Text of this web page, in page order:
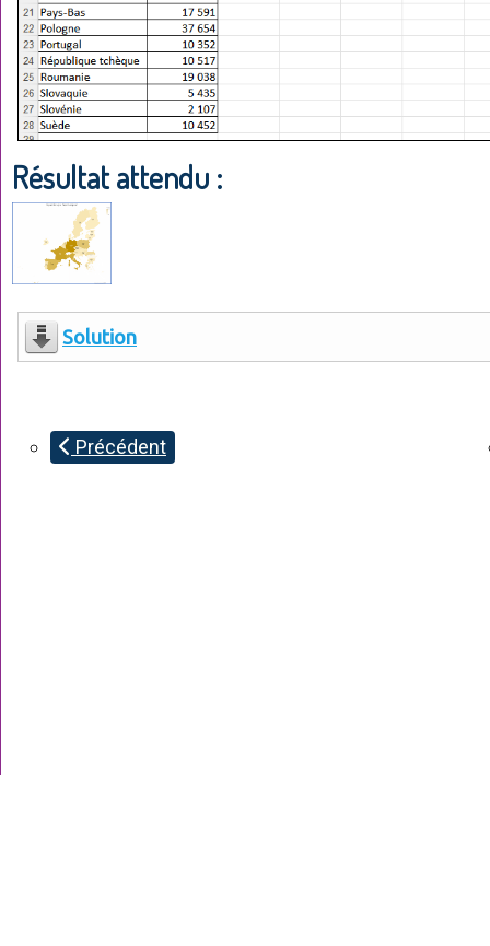
Résultat attendu :
Solution
Précédent